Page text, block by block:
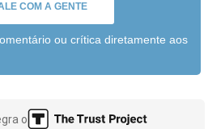
COM A GENTE
ou crítica diretamente aos
o